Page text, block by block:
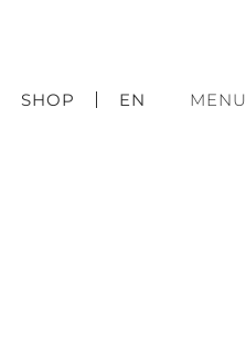
SHOP EN